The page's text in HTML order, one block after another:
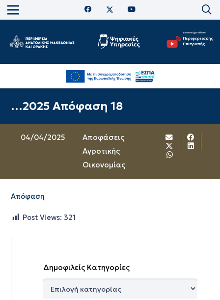
…2025 Απόφαση 18
04/04/2025
Αποφάσεις
Αγροτικής
Οικονομίας
Απόφαση
Post Views: 321
Δημοφιλείς Κατηγορίες
Δημοφιλείς